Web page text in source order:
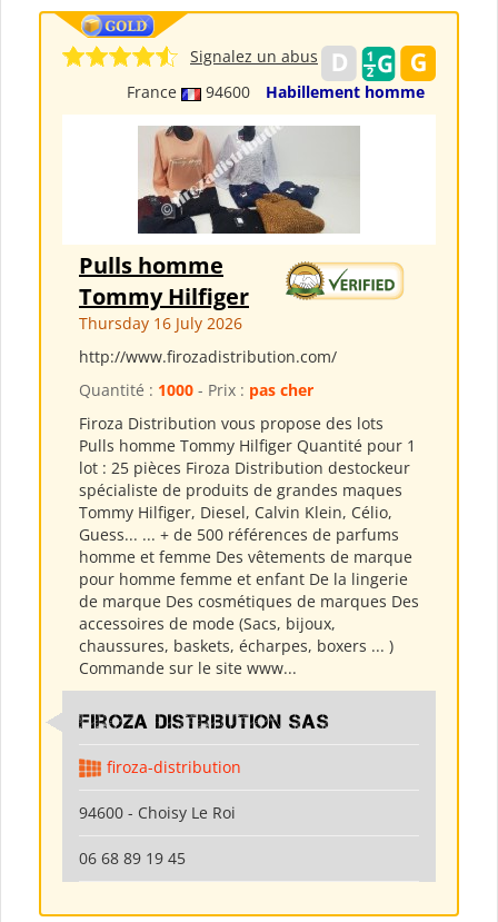
France 94600 Habillement homme
Signalez un abus
Pulls homme
Tommy Hilfiger
Thursday 16 July 2026
http://www.firozadistribution.com/
Quantité : 1000 - Prix : pas cher
Firoza Distribution vous propose des lots
Pulls homme Tommy Hilfiger Quantité pour 1
lot : 25 pièces Firoza Distribution destockeur
spécialiste de produits de grandes maques
Tommy Hilfiger, Diesel, Calvin Klein, Célio,
Guess... ... + de 500 références de parfums
homme et femme Des vêtements de marque
pour homme femme et enfant De la lingerie
de marque Des cosmétiques de marques Des
accessoires de mode (Sacs, bijoux,
chaussures, baskets, écharpes, boxers ... )
Commande sur le site www...
Firoza Distribution SAS
firoza-distribution
94600 - Choisy Le Roi
06 68 89 19 45